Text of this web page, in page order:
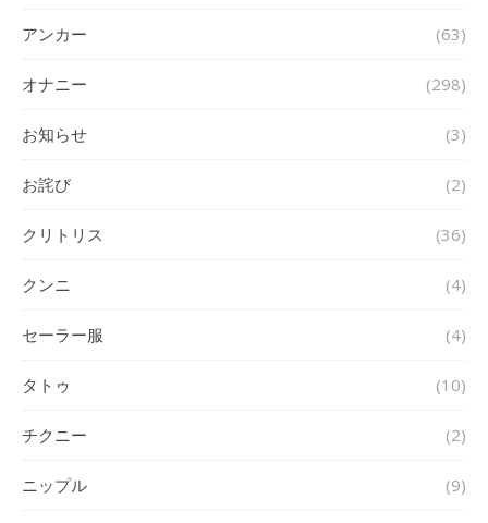
アンカー (63)
オナニー (298)
お知らせ (3)
お詫び (2)
クリトリス (36)
クンニ (4)
セーラー服 (4)
タトゥ (10)
チクニー (2)
ニップル (9)